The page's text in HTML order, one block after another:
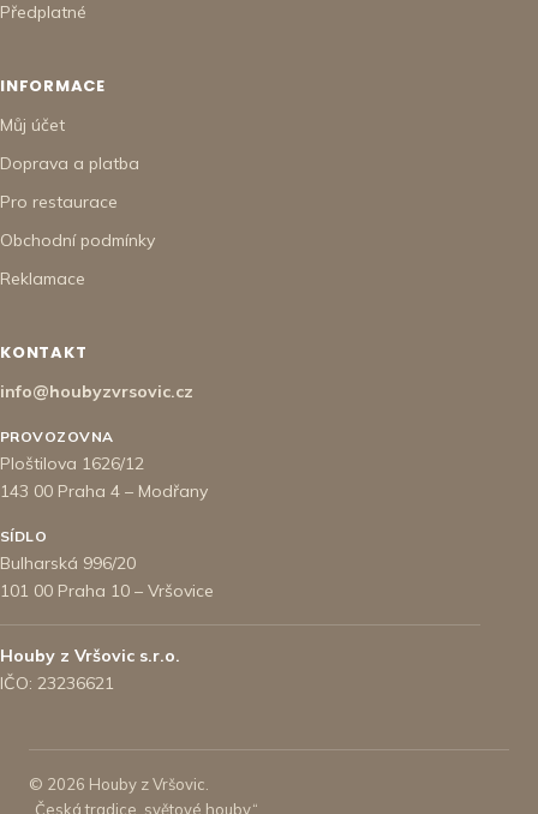
Předplatné
INFORMACE
Můj účet
Doprava a platba
Pro restaurace
Obchodní podmínky
Reklamace
KONTAKT
info@houbyzvrsovic.cz
PROVOZOVNA
Ploštilova 1626/12
143 00 Praha 4 – Modřany
SÍDLO
Bulharská 996/20
101 00 Praha 10 – Vršovice
Houby z Vršovic s.r.o.
IČO: 23236621
© 2026 Houby z Vršovic.
„Česká tradice, světové houby.“